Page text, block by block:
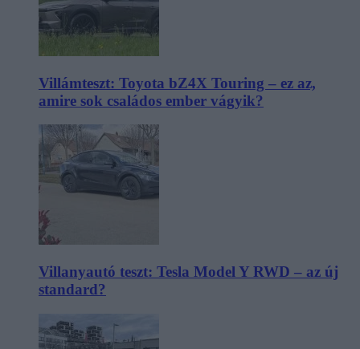
Villámteszt: Toyota bZ4X Touring – ez az,
amire sok családos ember vágyik?
Villanyautó teszt: Tesla Model Y RWD – az új
standard?